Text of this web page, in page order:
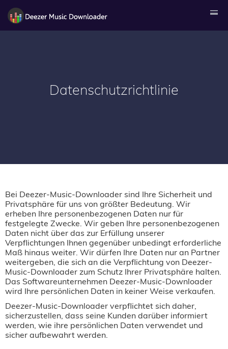
Datenschutzrichtlinie
Bei Deezer-Music-Downloader sind Ihre Sicherheit und
Privatsphäre für uns von größter Bedeutung. Wir
erheben Ihre personenbezogenen Daten nur für
festgelegte Zwecke. Wir geben Ihre personenbezogenen
Daten nicht über das zur Erfüllung unserer
Verpflichtungen Ihnen gegenüber unbedingt erforderliche
Maß hinaus weiter. Wir dürfen Ihre Daten nur an Partner
weitergeben, die sich an die Verpflichtung von Deezer-
Music-Downloader zum Schutz Ihrer Privatsphäre halten.
Das Softwareunternehmen Deezer-Music-Downloader
wird Ihre persönlichen Daten in keiner Weise verkaufen.
Deezer-Music-Downloader verpflichtet sich daher,
sicherzustellen, dass seine Kunden darüber informiert
werden, wie ihre persönlichen Daten verwendet und
sicher aufbewahrt werden.